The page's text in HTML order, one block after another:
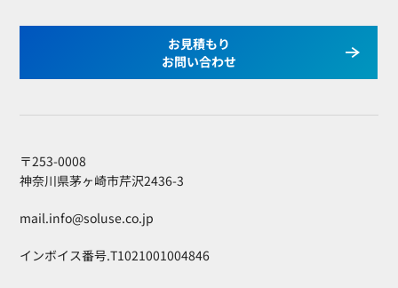
お見積もり
お問い合わせ
〒253-0008
神奈川県茅ヶ崎市芹沢2436-3
mail.info@soluse.co.jp
インボイス番号.T1021001004846